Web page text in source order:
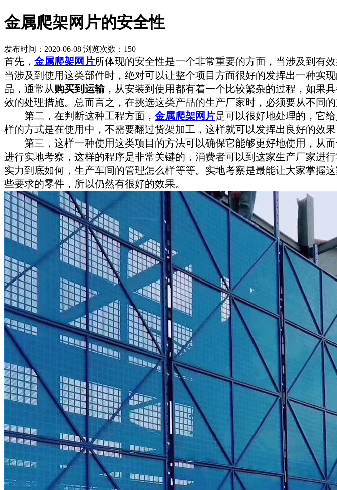
金属爬架网片的安全性
发布时间：2020-06-08 浏览次数： 150
首先， 金属爬架网片所体现的安全性是一个非常重要的方面，当涉及到有
当涉及到使用这类部件时，绝对可以让整个项目方面很好的发挥出一种实
品，通常从购买到运输，从安装到使用都有着一个比较繁杂的过程，如果
效的处理措施。总而言之，在挑选这类产品的生产厂家时，必须要从不同的
第二，在判断这种工程方面， 金属爬架网片是可以很好地处理的，它
样的方式是在使用中，不需要翻过货架加工，这样就可以发挥出良好的效果
第三，这样一种使用这类项目的方法可以确保它能够更好地使用，从而
进行实地考察，这样的程序是非常关键的，消费者可以到这家生产厂家进
实力到底如何，生产车间的管理怎么样等等。实地考察是最能让大家掌握
些要求的零件，所以仍然有很好的效果。